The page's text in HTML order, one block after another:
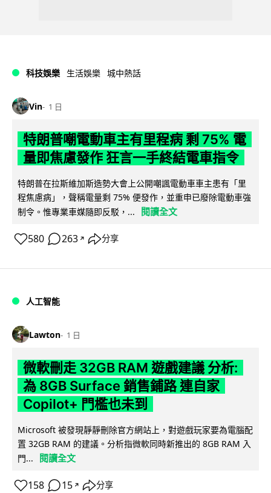
科技娛樂 生活娛樂 城中熱話
Vin 1 日
特朗普嘲電動車主有里程病 剩 75% 電
量即焦慮發作 狂言一手終結電車指令
特朗普在拉斯維加斯造勢大會上公開嘲諷電動車車主患有「里
程焦慮病」，聲稱電量剩 75% 便發作，並重申已廢除電動車強
制令。惟專業車媒隨即反駁，...
閱讀全文
580 263 ↗ 分享
人工智能
Lawton 1 日
微軟刪走 32GB RAM 遊戲建議 分析:
為 8GB Surface 銷售鋪路 連自家
Copilot+ 門檻也未到
Microsoft 被發現靜靜刪除官方網站上，對遊戲玩家要為電腦配
置 32GB RAM 的建議。分析指微軟同時新推出的 8GB RAM 入
門...
閱讀全文
158 15 ↗ 分享